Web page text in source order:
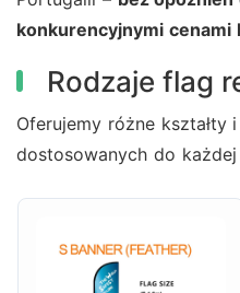
konkurencyjnymi cenami
Rodzaje flag
Oferujemy różne kształty
dostosowanych do